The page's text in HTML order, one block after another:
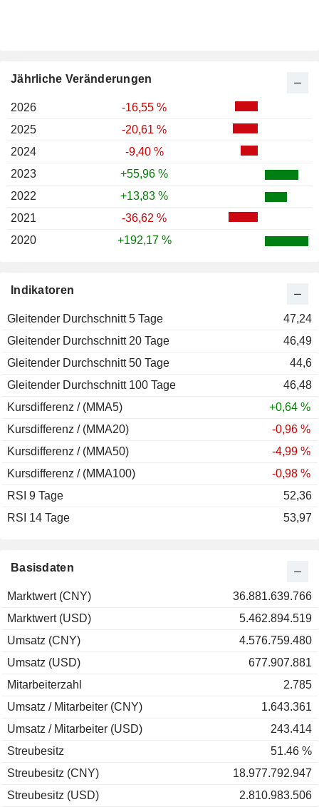
Basisdaten
Marktwert (CNY)
36.881.639.766
Marktwert (USD)
5.462.894.519
Umsatz (CNY)
4.576.759.480
Umsatz (USD)
677.907.881
Mitarbeiterzahl
2.785
Umsatz / Mitarbeiter (CNY)
1.643.361
Umsatz / Mitarbeiter (USD)
243.414
Streubesitz
51.46 %
Streubesitz (CNY)
18.977.792.947
Streubesitz (USD)
2.810.983.506
Indikatoren
Gleitender Durchschnitt 5 Tage
47,24
Gleitender Durchschnitt 20 Tage
46,49
Gleitender Durchschnitt 50 Tage
44,6
Gleitender Durchschnitt 100 Tage
46,48
Kursdifferenz / (MMA5)
+0,64 %
Kursdifferenz / (MMA20)
-0,96 %
Kursdifferenz / (MMA50)
-4,99 %
Kursdifferenz / (MMA100)
-0,98 %
RSI 9 Tage
52,36
RSI 14 Tage
53,97
Jährliche Veränderungen
2026
-16,55 %
2025
-20,61 %
2024
-9,40 %
2023
+55,96 %
2022
+13,83 %
2021
-36,62 %
2020
+192,17 %